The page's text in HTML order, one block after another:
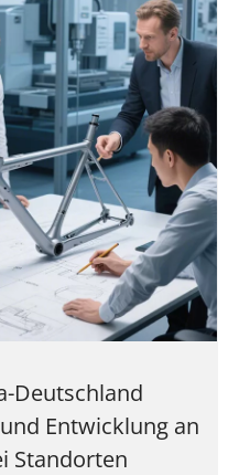
Deutschland
Entwicklung an
Standorten